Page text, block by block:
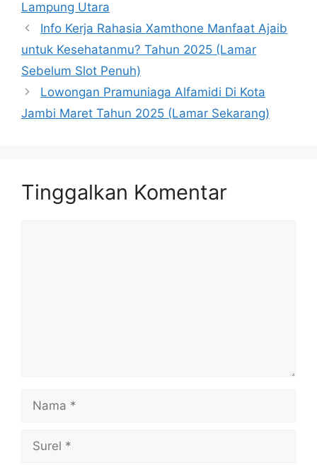
Lampung Utara
Info Kerja Rahasia Xamthone Manfaat Ajaib
untuk Kesehatanmu? Tahun 2025 (Lamar
Sebelum Slot Penuh)
Lowongan Pramuniaga Alfamidi Di Kota
Jambi Maret Tahun 2025 (Lamar Sekarang)
Tinggalkan Komentar